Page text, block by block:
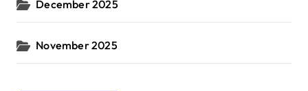
December 2025
November 2025